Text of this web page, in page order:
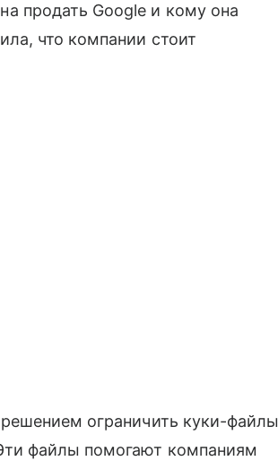
продать Google и кому она
что компании стоит
ограничить куки-файлы
файлы помогают компаниям